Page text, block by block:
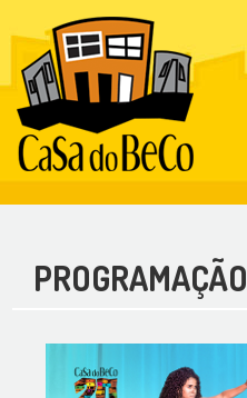
PROGRAMAÇÃO